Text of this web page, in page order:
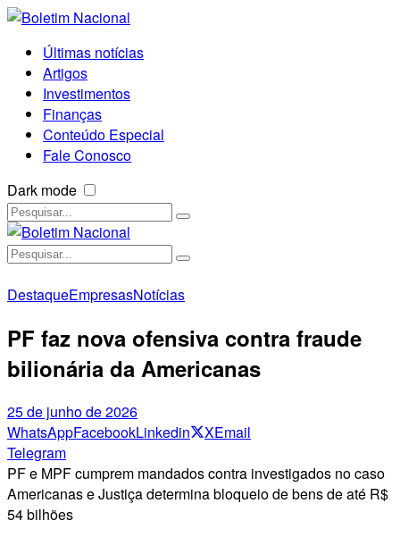
Últimas notícias
Artigos
Investimentos
Finanças
Conteúdo Especial
Fale Conosco
Dark mode
DestaqueEmpresasNotícias
PF faz nova ofensiva contra fraude
bilionária da Americanas
25 de junho de 2026
WhatsAppFacebookLinkedin XEmail
Telegram
PF e MPF cumprem mandados contra investigados no caso
Americanas e Justiça determina bloqueio de bens de até R$
54 bilhões